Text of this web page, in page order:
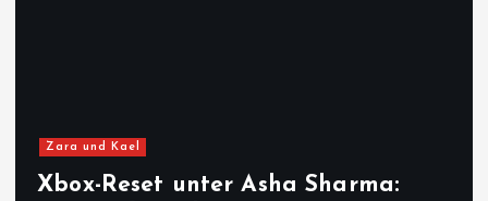
Zara und Kael
Xbox-Reset unter Asha Sharma: